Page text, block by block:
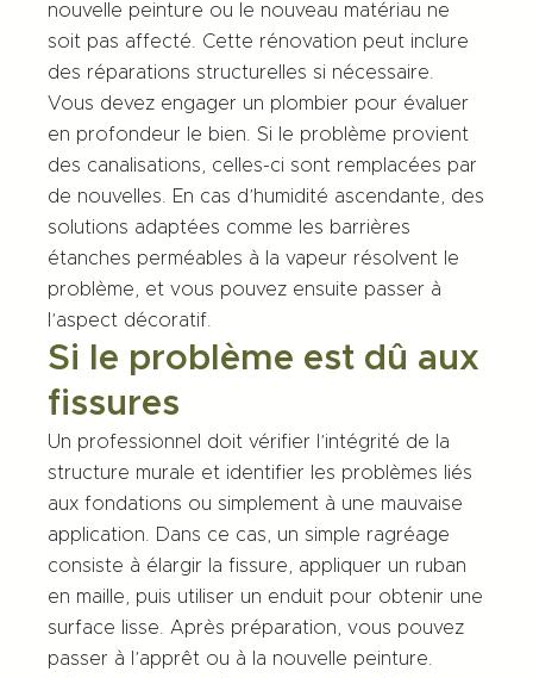
nouvelle peinture ou le nouveau matériau ne
soit pas affecté. Cette rénovation peut inclure
des réparations structurelles si nécessaire.
Vous devez engager un plombier pour évaluer
en profondeur le bien. Si le problème provient
des canalisations, celles-ci sont remplacées par
de nouvelles. En cas d’humidité ascendante, des
solutions adaptées comme les barrières
étanches perméables à la vapeur résolvent le
problème, et vous pouvez ensuite passer à
l’aspect décoratif.
Si le problème est dû aux
fissures
Un professionnel doit vérifier l’intégrité de la
structure murale et identifier les problèmes liés
aux fondations ou simplement à une mauvaise
application. Dans ce cas, un simple ragréage
consiste à élargir la fissure, appliquer un ruban
en maille, puis utiliser un enduit pour obtenir une
surface lisse. Après préparation, vous pouvez
passer à l’apprêt ou à la nouvelle peinture.